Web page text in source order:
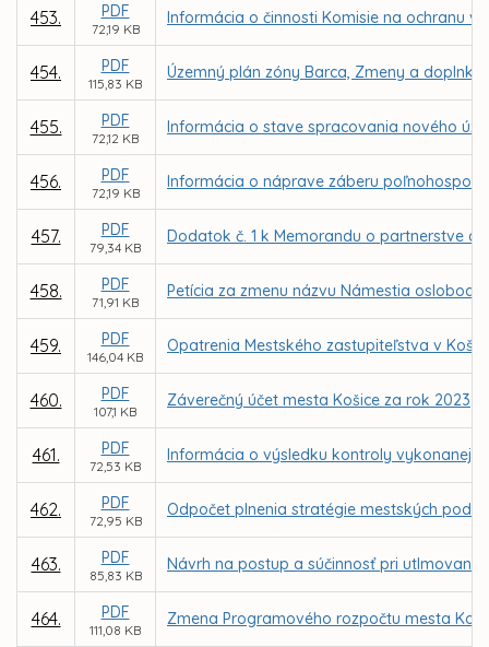
453. PDF
72,19 KB
Informácia o činnosti Komisie na ochranu
454. PDF
115,83 KB
Územný plán zóny Barca, Zmeny a doplnky
455. PDF
72,12 KB
Informácia o stave spracovania nového
456. PDF
72,19 KB
Informácia o náprave záberu
457. PDF
79,34 KB
Dodatok č. 1 k Memorandu o partnerstve a
458. PDF
71,91 KB
Petícia za zmenu názvu Námestia
459. PDF
146,04 KB
Opatrenia Mestského zastupiteľstva v
460. PDF
107,1 KB
Záverečný účet mesta Košice za rok 2023
461. PDF
72,53 KB
Informácia o výsledku kontroly vykonanej
462. PDF
72,95 KB
Odpočet plnenia stratégie mestských
463. PDF
85,83 KB
Návrh na postup a súčinnosť pri utlmovaní
464. PDF
111,08 KB
Zmena Programového rozpočtu mesta